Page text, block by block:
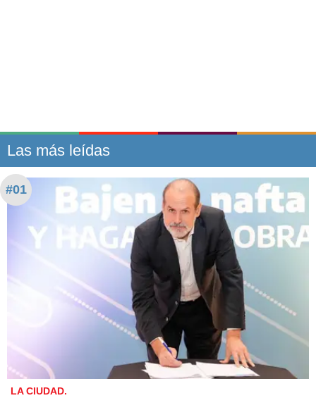
Las más leídas
#01
LA CIUDAD.